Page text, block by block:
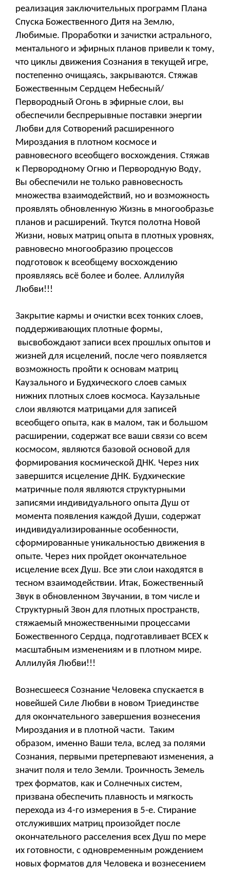
реализация заключительных программ Плана
Спуска Божественного Дитя на Землю,
Любимые. Проработки и зачистки астрального,
ментального и эфирных планов привели к тому,
что циклы движения Сознания в текущей игре,
постепенно очищаясь, закрываются. Стяжав
Божественным Сердцем Небесный/
Первородный Огонь в эфирные слои, вы
обеспечили беспрерывные поставки энергии
Любви для Сотворений расширенного
Мироздания в плотном космосе и
равновесного всеобщего восхождения. Стяжав
к Первородному Огню и Первородную Воду,
Вы обеспечили не только равновесность
множества взаимодействий, но и возможность
проявлять обновленную Жизнь в многообразье
планов и расширений. Ткутся полотна Новой
Жизни, новых матриц опыта в плотных уровнях,
равновесно многообразию процессов
подготовок к всеобщему восхождению
проявляясь всё более и более. Аллилуйя
Любви!!!
Закрытие кармы и очистки всех тонких слоев,
поддерживающих плотные формы,
высвобождают записи всех прошлых опытов и
жизней для исцелений, после чего появляется
возможность пройти к основам матриц
Каузального и Будхического слоев самых
нижних плотных слоев космоса. Каузальные
слои являются матрицами для записей
всеобщего опыта, как в малом, так и большом
расширении, содержат все ваши связи со всем
космосом, являются базовой основой для
формирования космической ДНК. Через них
завершится исцеление ДНК. Будхические
матричные поля являются структурными
записями индивидуального опыта Душ от
момента появления каждой Души, содержат
индивидуализированные особенности,
сформированные уникальностью движения в
опыте. Через них пройдет окончательное
исцеление всех Душ. Все эти слои находятся в
тесном взаимодействии. Итак, Божественный
Звук в обновленном Звучании, в том числе и
Структурный Звон для плотных пространств,
стяжаемый множественными процессами
Божественного Сердца, подготавливает ВСЕХ к
масштабным изменениям и в плотном мире.
Аллилуйя Любви!!!
Вознесшееся Сознание Человека спускается в
новейшей Силе Любви в новом Триединстве
для окончательного завершения вознесения
Мироздания и в плотной части. Таким
образом, именно Ваши тела, вслед за полями
Сознания, первыми претерпевают изменения, а
значит поля и тело Земли. Троичность Земель
трех форматов, как и Солнечных систем,
призвана обеспечить плавность и мягкость
перехода из 4-го измерения в 5-е. Стирание
отслуживших матриц произойдет после
окончательного расселения всех Душ по мере
их готовности, с одновременным рождением
новых форматов для Человека и вознесением